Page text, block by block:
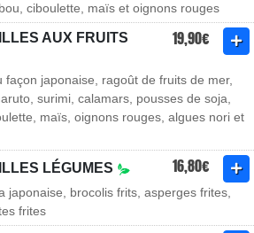
ciboulette, maïs et oignons rouges
AUX FRUITS
19,90€
japonaise, ragoût de fruits de mer,
surimi, calamars, pousses de soja,
maïs, oignons rouges, algues nori et
LÉGUMES 16,80€
japonaise, brocolis frits, asperges frites,
frites